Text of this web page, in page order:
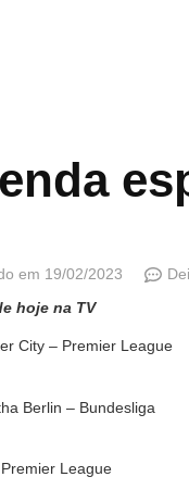
em 19/02/2023
hoje na TV
City – Premier League
Berlin – Bundesliga
League